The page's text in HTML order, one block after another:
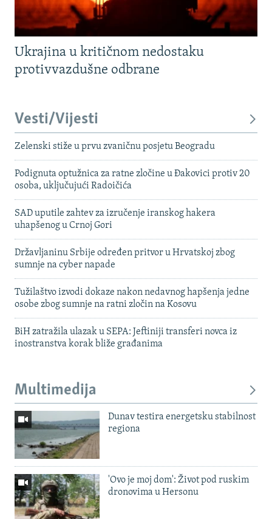
Ukrajina u kritičnom nedostaku
protivvazdušne odbrane
Vesti/Vijesti
Zelenski stiže u prvu zvaničnu posjetu Beogradu
Podignuta optužnica za ratne zločine u Đakovici protiv 20
osoba, uključujući Radoičića
SAD uputile zahtev za izručenje iranskog hakera
uhapšenog u Crnoj Gori
Državljaninu Srbije određen pritvor u Hrvatskoj zbog
sumnje na cyber napade
Tužilaštvo izvodi dokaze nakon nedavnog hapšenja jedne
osobe zbog sumnje na ratni zločin na Kosovu
BiH zatražila ulazak u SEPA: Jeftiniji transferi novca iz
inostranstva korak bliže građanima
Multimedija
Dunav testira energetsku stabilnost
regiona
'Ovo je moj dom': Život pod ruskim
dronovima u Hersonu